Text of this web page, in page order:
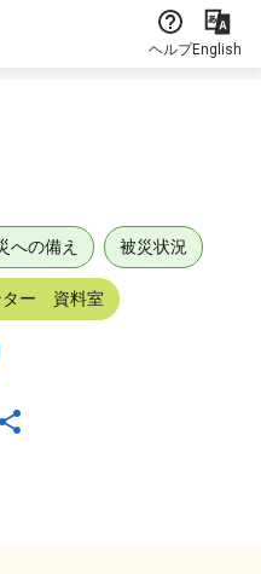
ヘルプEnglish
への備え 被災状況
ター 資料室